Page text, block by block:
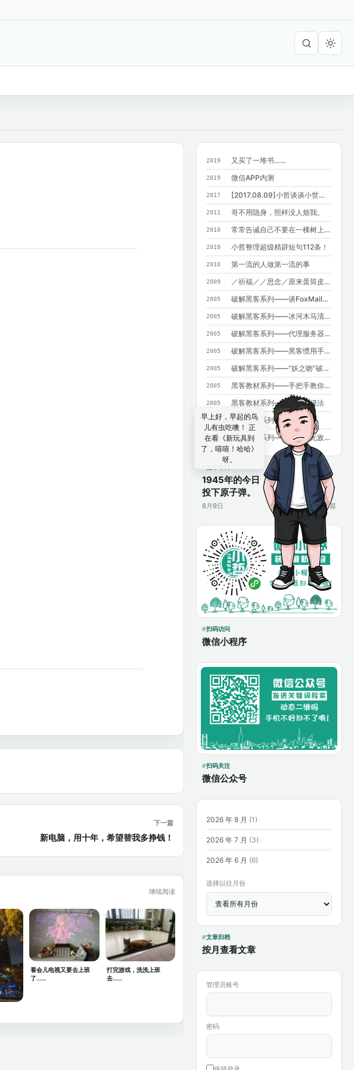
2019 又买了一堆书……
2019 微信APP内测
2017 [2017.08.09]小哲谈谈小世界六度分隔理论
2011 哥不用隐身，照样没人烦我。
2010 常常告诫自己不要在一棵树上吊死，结果…...
2010 小哲整理超级精辟短句112条！
2010 第一流的人做第一流的事
2009 ／祈福／／思念／原来蛋筒皮能吃呀~
2005 破解黑客系列——谈FoxMail和OICQ泄密
2005 破解黑客系列——冰河木马清除法
2005 破解黑客系列——代理服务器藏IP（高手免看）
2005 破解黑客系列——黑客惯用手法揭密
2005 破解黑客系列——“妖之吻”破解法二则
2005 黑客教材系列——手把手教你NT入侵
2005 黑客教材系列——口令入侵法
2005 黑客教材系列——密码知识
2005 黑客教材系列——BBS的无敌杀手
1945年的今日，美国在日本长崎
投下原子弹。
8月9日 17篇
扫码访问
微信小程序
扫码关注
微信公众号
2026 年 8 月 (1)
2026 年 7 月 (3)
2026 年 6 月 (6)
选择以往月份
文章归档
按月查看文章
管理员账号
密码
下一篇
新电脑，用十年，希望替我多挣钱！
继续阅读
看会儿电视又要去上班
了……
打完游戏，洗洗上班
去……
早上好，早起的鸟
儿有虫吃噢！ 正
在看《新玩具到
了，嘻嘻！哈哈》
呀。